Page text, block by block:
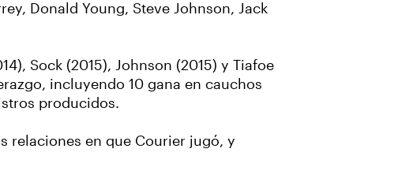
Donald Young, Steve Johnson, Jack
Sock (2015), Johnson (2015) y Tiafoe
incluyendo 10 gana en cauchos
producidos.
relaciones en que Courier jugó, y